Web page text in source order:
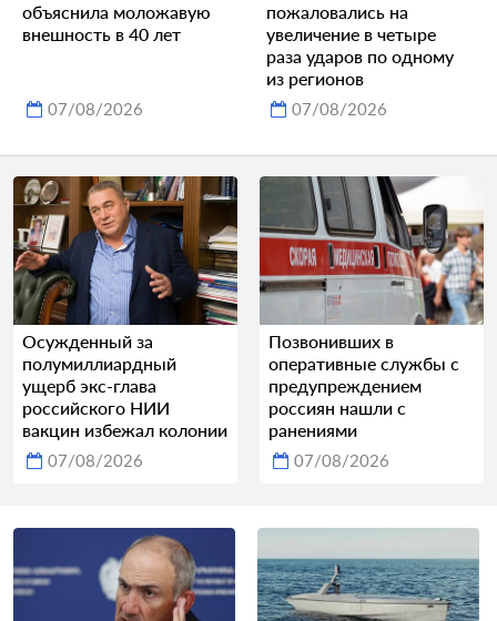
объяснила моложавую
внешность в 40 лет
07/08/2026
пожаловались на
увеличение в четыре
раза ударов по одному
из регионов
07/08/2026
Осужденный за
полумиллиардный
ущерб экс-глава
российского НИИ
вакцин избежал колонии
07/08/2026
Позвонивших в
оперативные службы с
предупреждением
россиян нашли с
ранениями
07/08/2026